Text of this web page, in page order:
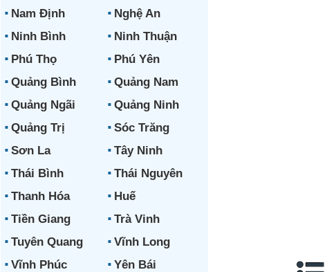
Nam Định
Nghệ An
Ninh Bình
Ninh Thuận
Phú Thọ
Phú Yên
Quảng Bình
Quảng Nam
Quảng Ngãi
Quảng Ninh
Quảng Trị
Sóc Trăng
Sơn La
Tây Ninh
Thái Bình
Thái Nguyên
Thanh Hóa
Huế
Tiền Giang
Trà Vinh
Tuyên Quang
Vĩnh Long
Vĩnh Phúc
Yên Bái